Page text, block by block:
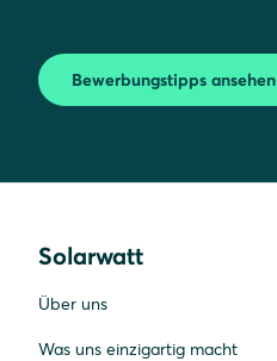
Bewerbungstipps ansehen
Solarwatt
Über uns
Was uns einzigartig macht